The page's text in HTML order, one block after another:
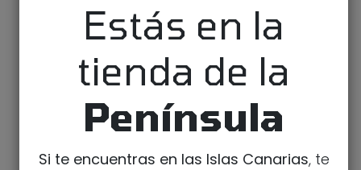
Estás en la
tienda de la
Península
Si te encuentras en las Islas Canarias, te